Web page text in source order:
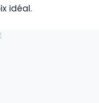
idéal.